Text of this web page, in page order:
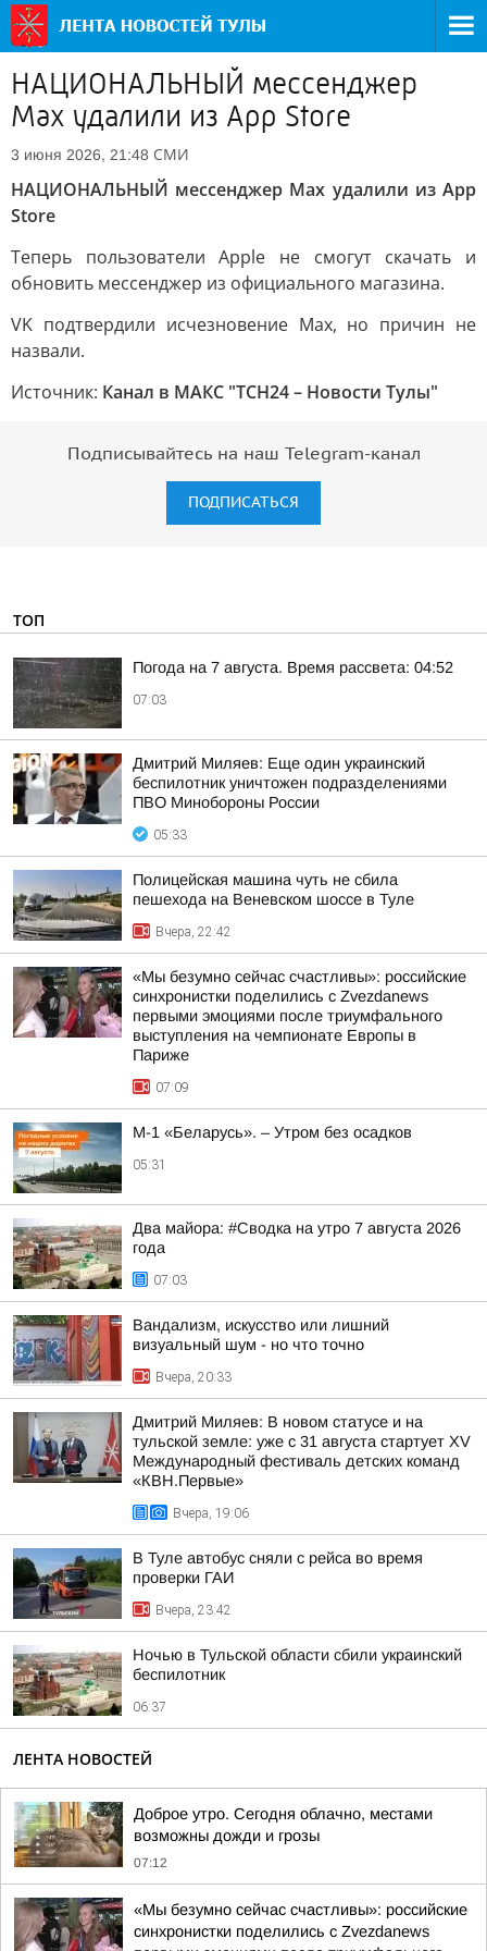
НАЦИОНАЛЬНЫЙ мессенджер
Max удалили из App Store
3 июня 2026, 21:48 СМИ
НАЦИОНАЛЬНЫЙ мессенджер Max удалили из App
Store
Теперь пользователи Apple не смогут скачать и
обновить мессенджер из официального магазина.
VK подтвердили исчезновение Max, но причин не
назвали.
Источник: Канал в МАКС "ТСН24 – Новости Тулы"
Подписывайтесь на наш Telegram-канал
ПОДПИСАТЬСЯ
ТОП
Погода на 7 августа. Время рассвета: 04:52
07:03
Дмитрий Миляев: Еще один украинский
беспилотник уничтожен подразделениями
ПВО Минобороны России
05:33
Полицейская машина чуть не сбила
пешехода на Веневском шоссе в Туле
Вчера, 22:42
«Мы безумно сейчас счастливы»: российские
синхронистки поделились с Zvezdanews
первыми эмоциями после триумфального
выступления на чемпионате Европы в
Париже
07:09
М-1 «Беларусь». – Утром без осадков
05:31
Два майора: #Сводка на утро 7 августа 2026
года
07:03
Вандализм, искусство или лишний
визуальный шум - но что точно
Вчера, 20:33
Дмитрий Миляев: В новом статусе и на
тульской земле: уже с 31 августа стартует XV
Международный фестиваль детских команд
«КВН.Первые»
Вчера, 19:06
В Туле автобус сняли с рейса во время
проверки ГАИ
Вчера, 23:42
Ночью в Тульской области сбили украинский
беспилотник
06:37
ЛЕНТА НОВОСТЕЙ
Доброе утро. Сегодня облачно, местами
возможны дожди и грозы
07:12
«Мы безумно сейчас счастливы»: российские
синхронистки поделились с Zvezdanews